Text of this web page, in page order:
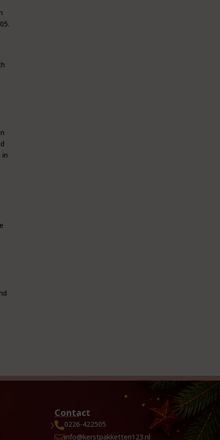
in
Contact
0226-422505
info@kerstpakketten123.nl